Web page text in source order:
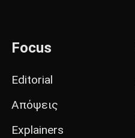
Focus
Editorial
Απόψεις
Explainers